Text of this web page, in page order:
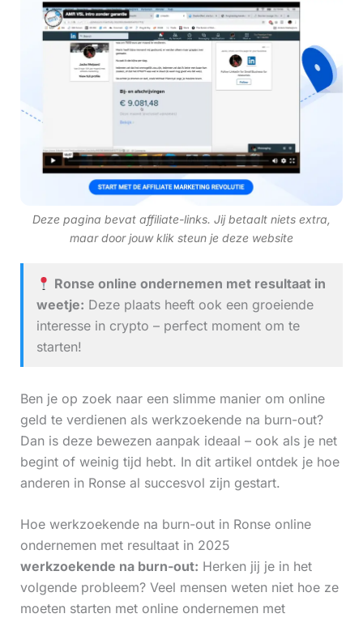
Deze pagina bevat affiliate-links. Jij betaalt niets extra,
maar door jouw klik steun je deze website
Ronse online ondernemen met resultaat in
weetje: Deze plaats heeft ook een groeiende
interesse in crypto – perfect moment om te
starten!
Ben je op zoek naar een slimme manier om online
geld te verdienen als werkzoekende na burn-out?
Dan is deze bewezen aanpak ideaal – ook als je net
begint of weinig tijd hebt. In dit artikel ontdek je hoe
anderen in Ronse al succesvol zijn gestart.
Hoe werkzoekende na burn-out in Ronse online
ondernemen met resultaat in 2025
werkzoekende na burn-out: Herken jij je in het
volgende probleem? Veel mensen weten niet hoe ze
moeten starten met online ondernemen met